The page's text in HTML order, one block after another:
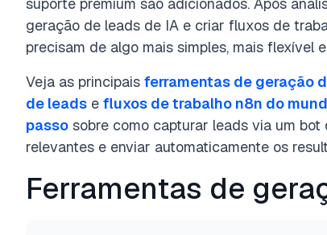
geração de leads de IA e criar fluxos de
precisam de algo mais simples, mais flexível
Veja as principais ferramentas de geração
de leads e fluxos de trabalho n8n do
passo sobre como capturar leads via um
relevantes e enviar automaticamente os
Ferramentas de